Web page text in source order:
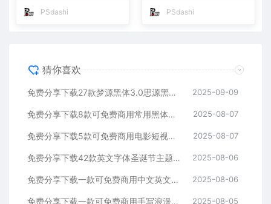
PSdashi PSdashi
猜你喜欢
免费分享下载27款梦源黑体3.0思源黑体升级版可以免费商用字体包中文简体PS设计师必备Win Mac软件工具常用ttf格式合集 2025-09-09
免费分享下载8款可免费商用常用黑体合集中英文字体素材库包PS大师网站汇总平面设计师宣传海报广告ttf格式名称不侵权短视频自媒体 2025-08-07
免费分享下载5款可免费商用电影短视频抖音快手小红书自媒体高级电影感Vlog英文字体素材库PS大师网平面设计宣传海报广告ttf格式 2025-08-07
免费分享下载42款英文字体圣诞节主题手写艺术卡通安装包PS大师网可免费商用Procreate海报宣传册模板节日活动电商设计素材库 2025-08-06
免费分享下载一款可免费商用中文英文字体素材库PS大师网平面设计手写卡通动漫儿童可爱短视频宣传通用抖音快手小红书自媒体ttf格式 2025-08-06
免费分享下载一款可免费商用手写浪漫Vlog旅游视频剪辑中文简体字体素材PS大师网平面设计短视频通用抖音快手小红书自媒体ttf格式 2025-08-05